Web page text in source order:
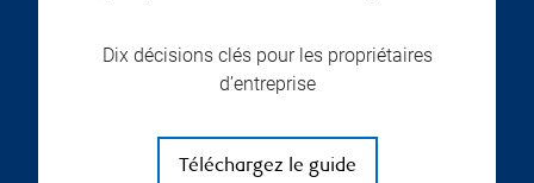
Dix décisions clés pour les propriétaires
d’entreprise
Téléchargez le guide